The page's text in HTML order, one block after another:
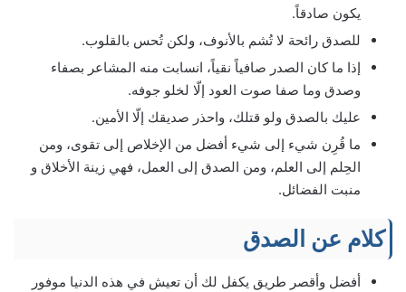
يكون صادقاً.
للصدق رائحة لا تُشم بالأنوف، ولكن تُحس بالقلوب.
إذا ما كان الصدر صافياً نقياً، انسابت منه المشاعر بصفاء
وصدق وما صفا صوت العود إلّا لخلو جوفه.
عليك بالصدق ولو قتلك، واحذر صديقك إلّا الأمين.
ما قُرِن شيء إلى شيء أفضل من الإخلاص إلى تقوى، ومن
الحِلم إلى العلم، ومن الصدق إلى العمل، فهي زينة الأخلاق و
منبت الفضائل.
كلام عن الصدق
أفضل وأقصر طريق يكفل لك أن تعيش في هذه الدنيا موفور